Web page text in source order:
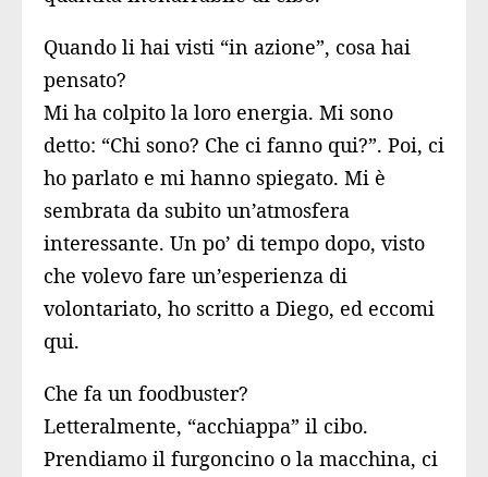
Quando li hai visti “in azione”, cosa hai
pensato?
Mi ha colpito la loro energia. Mi sono
detto: “Chi sono? Che ci fanno qui?”. Poi, ci
ho parlato e mi hanno spiegato. Mi è
sembrata da subito un’atmosfera
interessante. Un po’ di tempo dopo, visto
che volevo fare un’esperienza di
volontariato, ho scritto a Diego, ed eccomi
qui.
Che fa un foodbuster?
Letteralmente, “acchiappa” il cibo.
Prendiamo il furgoncino o la macchina, ci